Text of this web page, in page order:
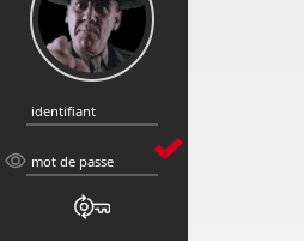
identifiant
identifiant
mot
mot de passe